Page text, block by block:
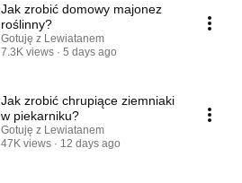
Jak zrobić domowy majonez
roślinny?
Gotuję z Lewiatanem
7.3K views
5 days ago
Jak zrobić chrupiące ziemniaki
w piekarniku?
Gotuję z Lewiatanem
47K views
12 days ago